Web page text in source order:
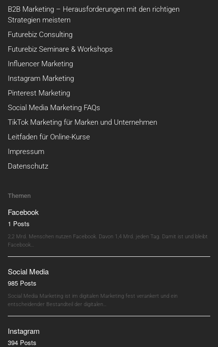
B2B Marketing – Herausforderungen mit den richtigen
Strategien meistern
Futurebiz Consulting
Futurebiz Seminare & Workshops
Influencer Marketing
Instagram Marketing
Pinterest Marketing
Social Media Marketing FAQs
TikTok Marketing für Marken und Unternehmen
Leitfaden für Online-Kurse
Impressum
Datenschutz
Themen
Facebook
1 Posts
2,2 Mrd. Menschen nutzen Facebook. Davon 1,4 Mrd. jeden Tag. Damit ist und bleibt
Facebook…
Social Media
985 Posts
Social Media Marketing ist im digitalen Marketing fest verankert und ein
entscheidender Bestandteil der digitalen…
Instagram
394 Posts